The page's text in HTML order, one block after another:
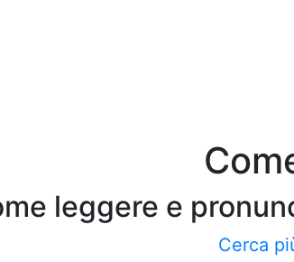
leggere e
Cerca